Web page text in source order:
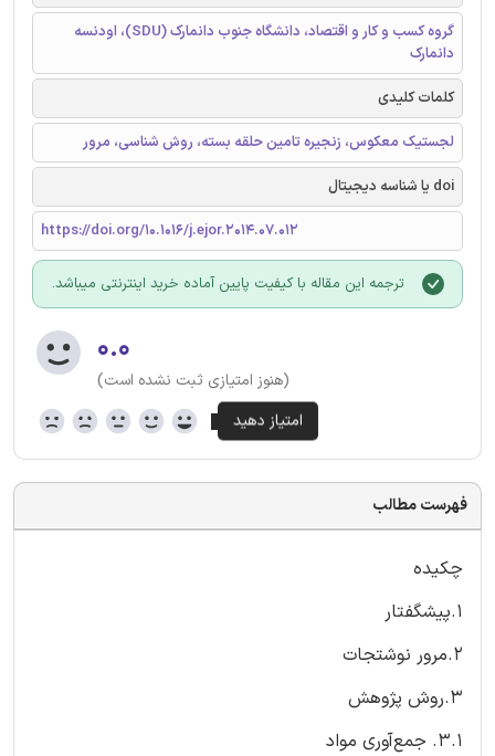
گروه کسب و کار و اقتصاد، دانشگاه جنوب دانمارک (SDU)، اودنسه
دانمارک
کلمات کلیدی
لجستیک معکوس، زنجیره تامین حلقه بسته، روش شناسی، مرور
doi یا شناسه دیجیتال
https://doi.org/10.1016/j.ejor.2014.07.012
ترجمه این مقاله با کیفیت پایین آماده خرید اینترنتی میباشد.
۰.۰
(هنوز امتیازی ثبت نشده است)
فهرست مطالب
چکیده
۱.پیشگفتار
۲.مرور نوشتجات
۳.روش‌ پژوهش
۳.۱. جمع‌آوری مواد